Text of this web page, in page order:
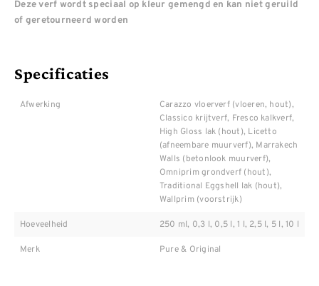
Deze verf wordt speciaal op kleur gemengd en kan niet geruild
of geretourneerd worden
Specificaties
Afwerking
Carazzo vloerverf (vloeren, hout),
Classico krijtverf, Fresco kalkverf,
High Gloss lak (hout), Licetto
(afneembare muurverf), Marrakech
Walls (betonlook muurverf),
Omniprim grondverf (hout),
Traditional Eggshell lak (hout),
Wallprim (voorstrijk)
Hoeveelheid 250 ml, 0,3 l, 0,5 l, 1 l, 2,5 l, 5 l, 10 l
Merk Pure & Original